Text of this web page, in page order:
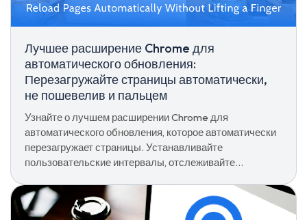
Лучшее расширение Chrome для
автоматического обновления:
Перезагружайте страницы автоматически,
не пошевелив и пальцем
Узнайте о лучшем расширении Chrome для
автоматического обновления, которое автоматически
перезагружает страницы. Устанавливайте
пользовательские интервалы, отслеживайте
Extfy.